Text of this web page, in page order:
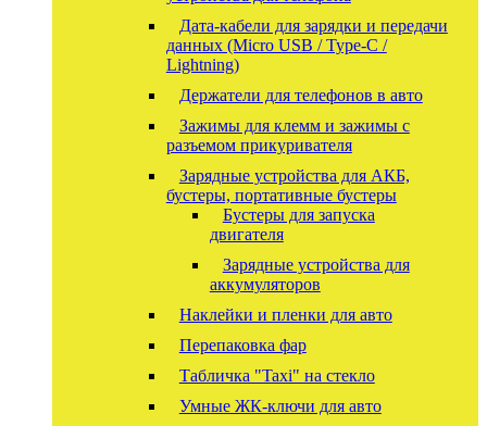
Дата-кабели для зарядки и передачи
данных (Micro USB / Type-C /
Lightning)
Держатели для телефонов в авто
Зажимы для клемм и зажимы с
разъемом прикуривателя
Зарядные устройства для АКБ,
бустеры, портативные бустеры
Бустеры для запуска
двигателя
Зарядные устройства для
аккумуляторов
Наклейки и пленки для авто
Перепаковка фар
Табличка "Taxi" на стекло
Умные ЖК-ключи для авто